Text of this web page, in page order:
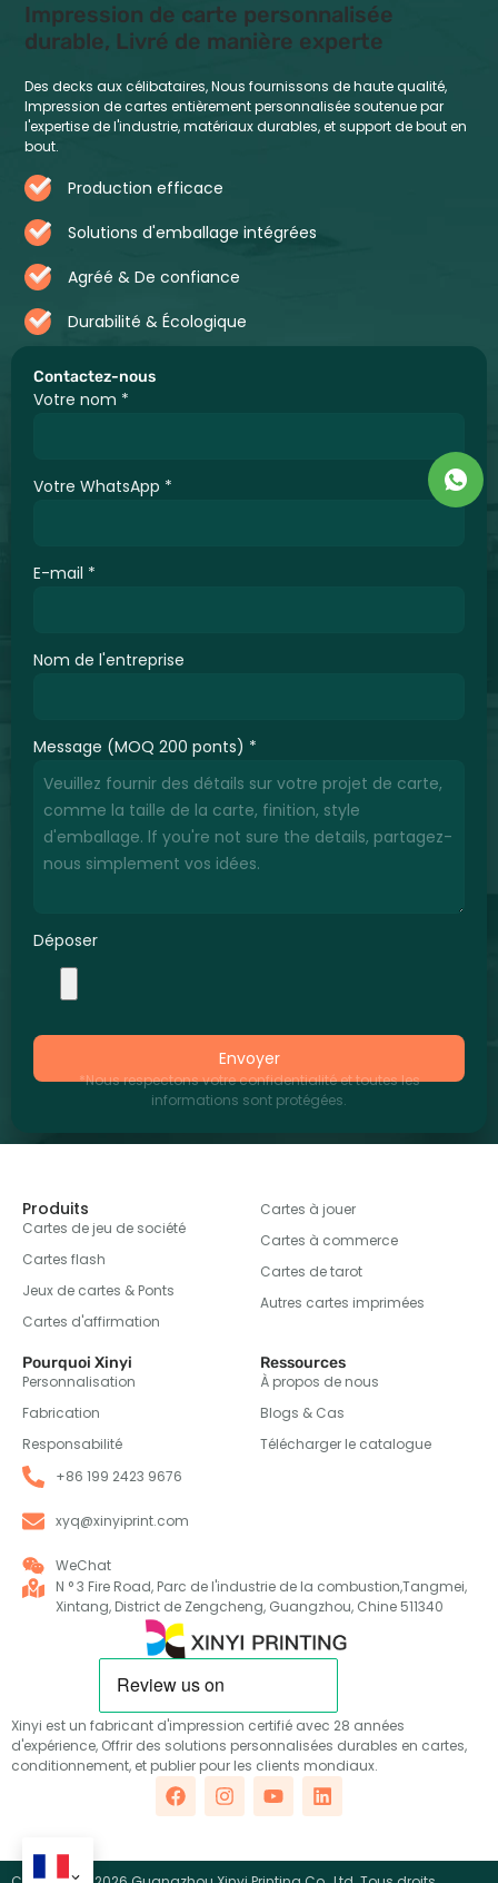
Contactez-nous
Votre nom *
Votre WhatsApp *
E-mail *
Nom de l'entreprise
Message (MOQ 200 ponts) *
Déposer
Envoyer
*Nous respectons votre confidentialité et toutes les
informations sont protégées.
Impression de carte personnalisée
durable, Livré de manière experte
Des decks aux célibataires, Nous fournissons de haute qualité,
Impression de cartes entièrement personnalisée soutenue par
l'expertise de l'industrie, matériaux durables, et support de bout en
bout.
Production efficace
Solutions d'emballage intégrées
Agréé & De confiance
Durabilité & Écologique
Xinyi est un fabricant d'impression certifié avec 28 années
d'expérience, Offrir des solutions personnalisées durables en cartes,
conditionnement, et publier pour les clients mondiaux.
Produits
Cartes de jeu de société
Cartes flash
Jeux de cartes & Ponts
Cartes d'affirmation
Cartes à jouer
Cartes à commerce
Cartes de tarot
Autres cartes imprimées
Pourquoi Xinyi
Personnalisation
Fabrication
Responsabilité
Ressources
À propos de nous
Blogs & Cas
Télécharger le catalogue
+86 199 2423 9676
xyq@xinyiprint.com
WeChat
N ° 3 Fire Road, Parc de l'industrie de la combustion,Tangmei,
Xintang, District de Zengcheng, Guangzhou, Chine 511340